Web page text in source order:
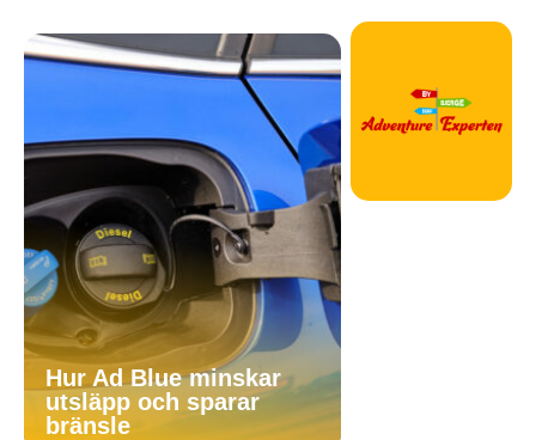
Hur Ad Blue minskar
utsläpp och sparar
bränsle